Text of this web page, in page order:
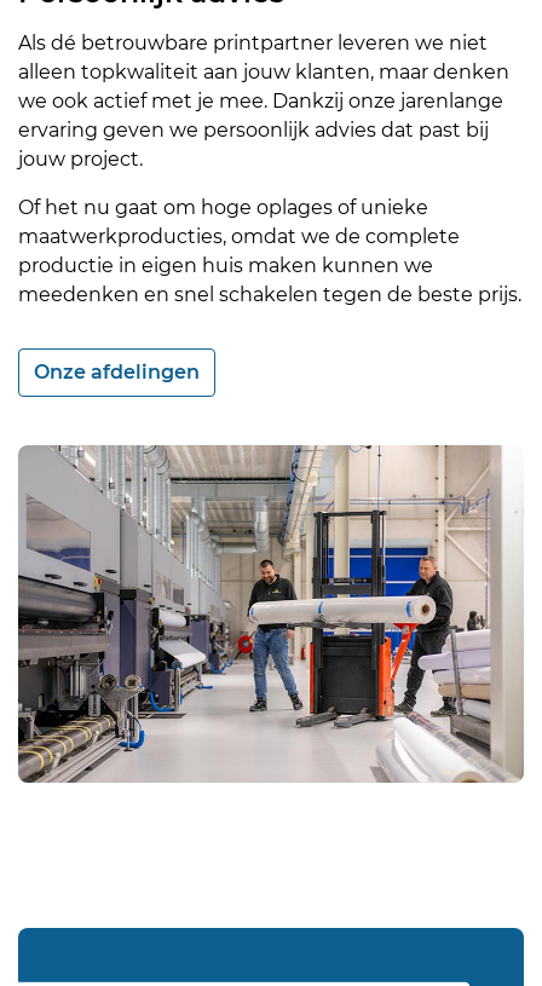
Als dé betrouwbare printpartner leveren we niet
alleen topkwaliteit aan jouw klanten, maar denken
we ook actief met je mee. Dankzij onze jarenlange
ervaring geven we persoonlijk advies dat past bij
jouw project.
Of het nu gaat om hoge oplages of unieke
maatwerkproducties, omdat we de complete
productie in eigen huis maken kunnen we
meedenken en snel schakelen tegen de beste prijs.
Onze afdelingen